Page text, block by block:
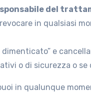
del
in qualsiasi
dimenticato” e
o di sicurezza o
in qualunque